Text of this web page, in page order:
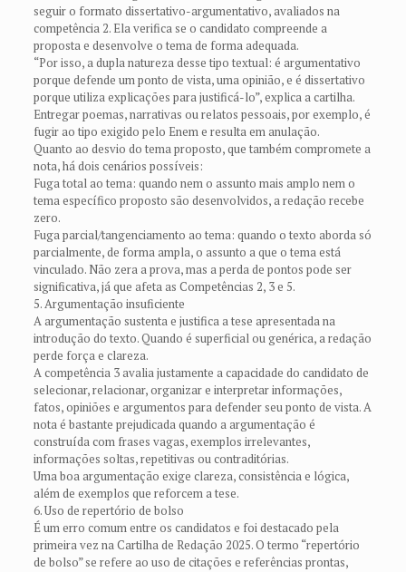
seguir o formato dissertativo-argumentativo, avaliados na
competência 2. Ela verifica se o candidato compreende a
proposta e desenvolve o tema de forma adequada.
“Por isso, a dupla natureza desse tipo textual: é argumentativo
porque defende um ponto de vista, uma opinião, e é dissertativo
porque utiliza explicações para justificá-lo”, explica a cartilha.
Entregar poemas, narrativas ou relatos pessoais, por exemplo, é
fugir ao tipo exigido pelo Enem e resulta em anulação.
Quanto ao desvio do tema proposto, que também compromete a
nota, há dois cenários possíveis:
Fuga total ao tema: quando nem o assunto mais amplo nem o
tema específico proposto são desenvolvidos, a redação recebe
zero.
Fuga parcial/tangenciamento ao tema: quando o texto aborda só
parcialmente, de forma ampla, o assunto a que o tema está
vinculado. Não zera a prova, mas a perda de pontos pode ser
significativa, já que afeta as Competências 2, 3 e 5.
5. Argumentação insuficiente
A argumentação sustenta e justifica a tese apresentada na
introdução do texto. Quando é superficial ou genérica, a redação
perde força e clareza.
A competência 3 avalia justamente a capacidade do candidato de
selecionar, relacionar, organizar e interpretar informações,
fatos, opiniões e argumentos para defender seu ponto de vista. A
nota é bastante prejudicada quando a argumentação é
construída com frases vagas, exemplos irrelevantes,
informações soltas, repetitivas ou contraditórias.
Uma boa argumentação exige clareza, consistência e lógica,
além de exemplos que reforcem a tese.
6. Uso de repertório de bolso
É um erro comum entre os candidatos e foi destacado pela
primeira vez na Cartilha de Redação 2025. O termo “repertório
de bolso” se refere ao uso de citações e referências prontas,